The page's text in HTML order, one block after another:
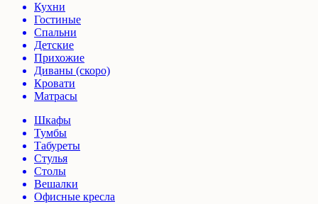
Кухни
Гостиные
Спальни
Детские
Прихожие
Диваны (скоро)
Кровати
Матрасы
Шкафы
Тумбы
Табуреты
Стулья
Столы
Вешалки
Офисные кресла